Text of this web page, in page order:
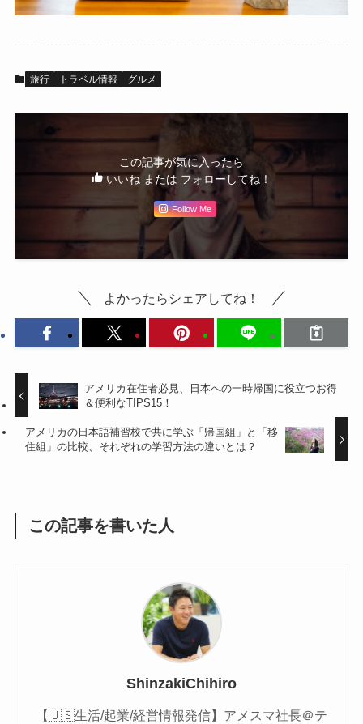
旅行 トラベル情報 グルメ
この記事が気に入ったら
いいね または フォローしてね！
Follow Me
よかったらシェアしてね！
アメリカ在住者必見、日本への一時帰国に役立つお得
＆便利なTIPS15！
アメリカの日本語補習校で共に学ぶ「帰国組」と「移
住組」の比較、それぞれの学習方法の違いとは？
この記事を書いた人
ShinzakiChihiro
【🇺🇸生活/起業/経営情報発信】アメスマ社長＠テ